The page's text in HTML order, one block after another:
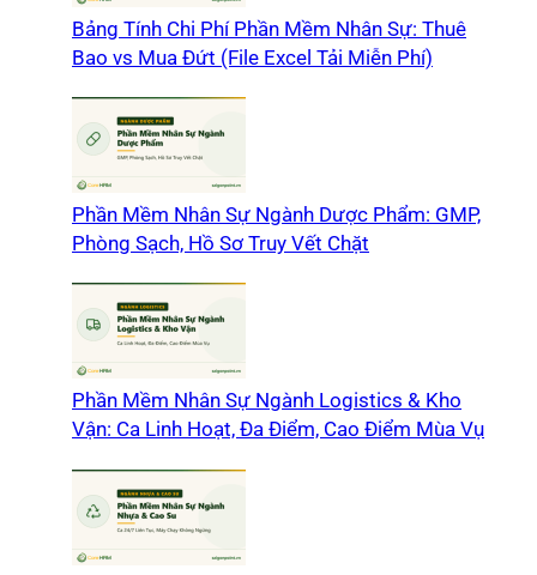
Bảng Tính Chi Phí Phần Mềm Nhân Sự: Thuê
Bao vs Mua Đứt (File Excel Tải Miễn Phí)
Phần Mềm Nhân Sự Ngành Dược Phẩm: GMP,
Phòng Sạch, Hồ Sơ Truy Vết Chặt
Phần Mềm Nhân Sự Ngành Logistics & Kho
Vận: Ca Linh Hoạt, Đa Điểm, Cao Điểm Mùa Vụ